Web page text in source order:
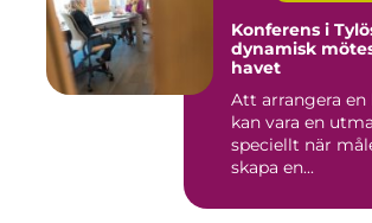
Konferens i
dynamisk
havet
Att arrangera en
kan vara en
speciellt när
skapa en...